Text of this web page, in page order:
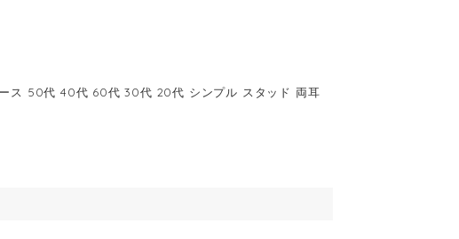
ス 50代 40代 60代 30代 20代 シンプル スタッド 両耳